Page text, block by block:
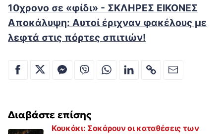
10χρονο σε «φίδι» - ΣΚΛΗΡΕΣ ΕΙΚΟΝΕΣ
Αποκάλυψη: Αυτοί έριχναν φακέλους με
λεφτά στις πόρτες σπιτιών!
Διαβάστε επίσης
Κουκάκι: Σοκάρουν οι καταθέσεις των